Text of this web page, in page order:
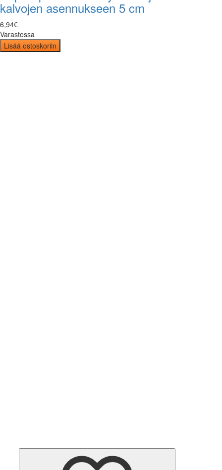
kalvojen asennukseen 5 cm
6,94€
Varastossa
Lisää ostoskoriin